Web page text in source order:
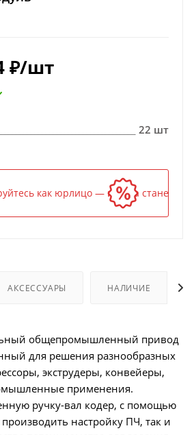
₽/шт
22 шт
как юрлицо — и цена станет
АКСЕССУАРЫ НАЛИЧИЕ
общепромышленный привод
для решения разнообразных
экструдеры, конвейеры,
применения.
ручку-вал кодер, с помощью
настройку ПЧ, так и